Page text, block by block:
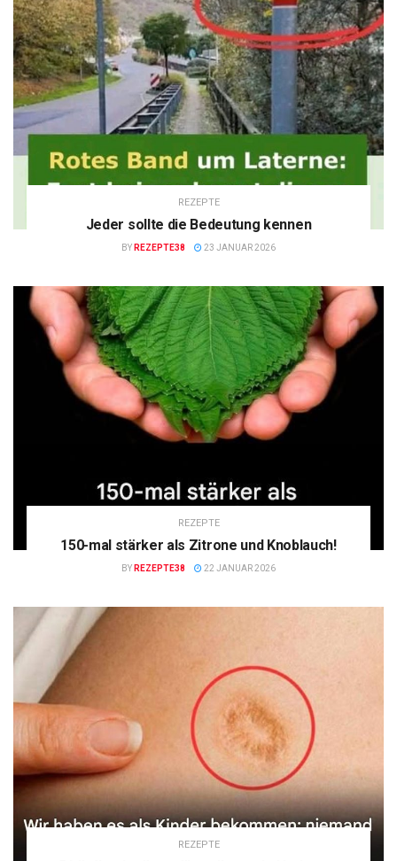
REZEPTE
Jeder sollte die Bedeutung kennen
BY REZEPTE38 23 JANUAR 2026
REZEPTE
150-mal stärker als Zitrone und Knoblauch!
BY REZEPTE38 22 JANUAR 2026
REZEPTE